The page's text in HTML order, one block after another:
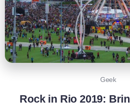
Geek
Rock in Rio 2019: